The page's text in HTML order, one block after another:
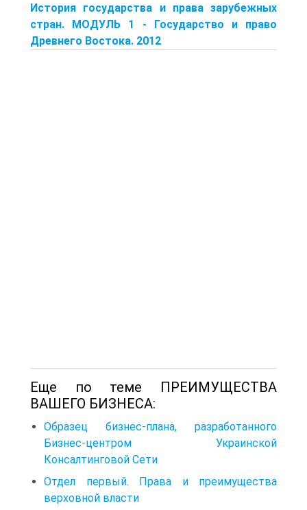
История государства и права зарубежных
стран. МОДУЛЬ 1 - Государство и право
Древнего Востока. 2012
Еще по теме ПРЕИМУЩЕСТВА
ВАШЕГО БИЗНЕСА:
Образец бизнес-плана, разработанного
Бизнес-центром Украинской
Консалтинговой Сети
Отдел первый. Права и преимущества
верховной власти